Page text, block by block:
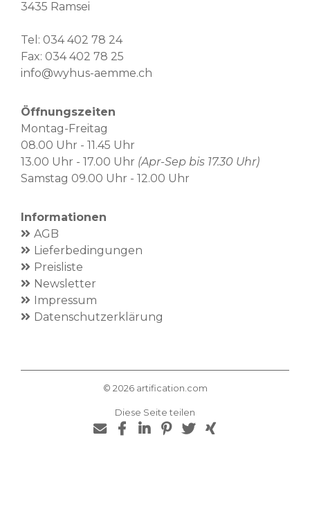
3435 Ramsei
Tel: 034 402 78 24
Fax: 034 402 78 25
info@wyhus-aemme.ch
Öffnungszeiten
Montag-Freitag
08.00 Uhr - 11.45 Uhr
13.00 Uhr - 17.00 Uhr (Apr-Sep bis 17.30 Uhr)
Samstag 09.00 Uhr - 12.00 Uhr
Informationen
AGB
Lieferbedingungen
Preisliste
Newsletter
Impressum
Datenschutzerklärung
© 2026 artification.com
Diese Seite teilen